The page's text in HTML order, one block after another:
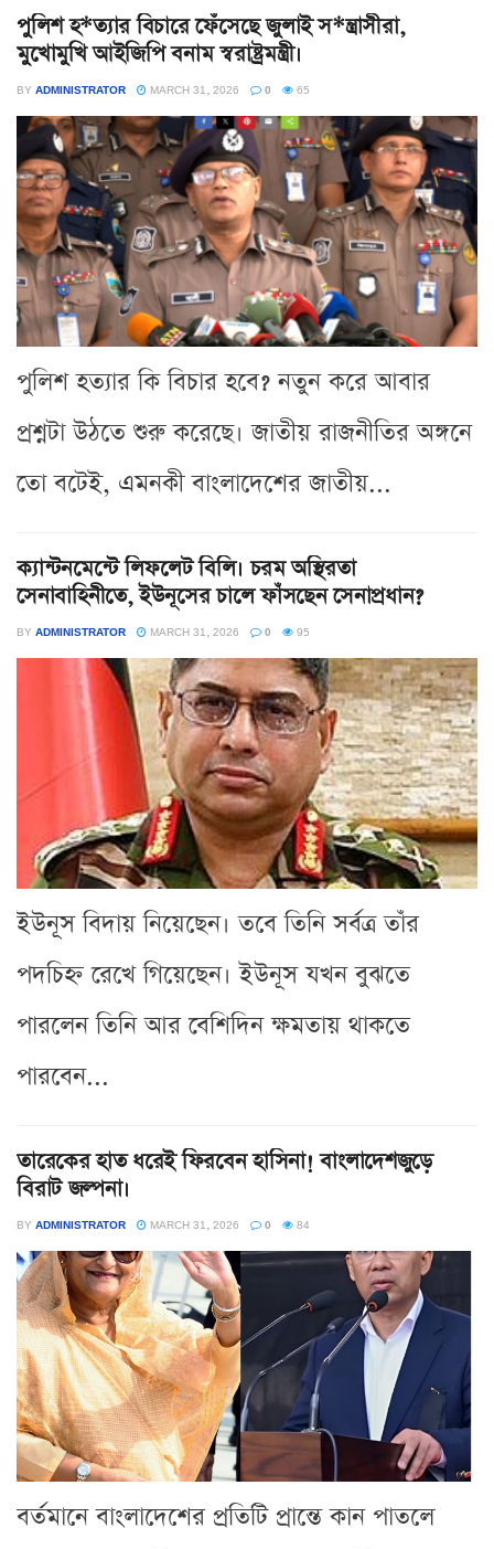
পুলিশ হ*ত্যার বিচারে ফেঁসেছে জুলাই স*ন্ত্রাসীরা,
মুখোমুখি আইজিপি বনাম স্বরাষ্ট্রমন্ত্রী।
BY ADMINISTRATOR MARCH 31, 2026 0 65
পুলিশ হত্যার কি বিচার হবে? নতুন করে আবার
প্রশ্নটা উঠতে শুরু করেছে। জাতীয় রাজনীতির অঙ্গনে
তো বটেই, এমনকী বাংলাদেশের জাতীয়...
ক্যান্টনমেন্টে লিফলেট বিলি। চরম অস্থিরতা
সেনাবাহিনীতে, ইউনূসের চালে ফাঁসছেন সেনাপ্রধান?
BY ADMINISTRATOR MARCH 31, 2026 0 95
ইউনূস বিদায় নিয়েছেন। তবে তিনি সর্বত্র তাঁর
পদচিহ্ন রেখে গিয়েছেন। ইউনূস যখন বুঝতে
পারলেন তিনি আর বেশিদিন ক্ষমতায় থাকতে
পারবেন...
তারেকের হাত ধরেই ফিরবেন হাসিনা! বাংলাদেশজুড়ে
বিরাট জল্পনা।
BY ADMINISTRATOR MARCH 31, 2026 0 84
বর্তমানে বাংলাদেশের প্রতিটি প্রান্তে কান পাতলে